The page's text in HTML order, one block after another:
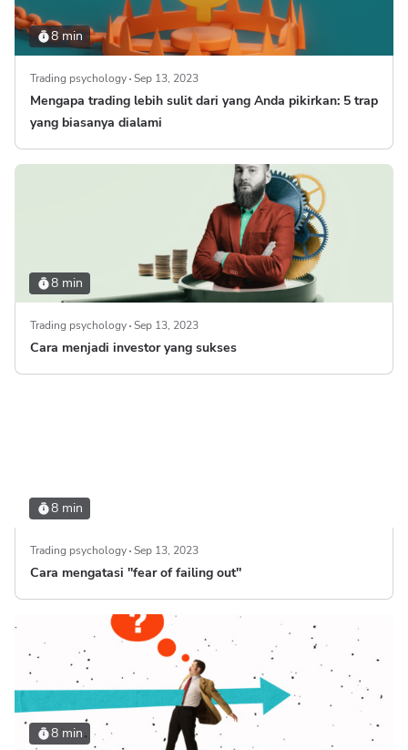
8 min
Trading psychology Sep 13, 2023
Mengapa trading lebih sulit dari yang Anda pikirkan: 5 trap
yang biasanya dialami
8 min
Trading psychology Sep 13, 2023
Cara menjadi investor yang sukses
8 min
Trading psychology Sep 13, 2023
Cara mengatasi ''fear of failing out''
8 min